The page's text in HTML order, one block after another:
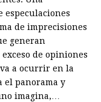
especulaciones
de imprecisiones
generan
de opiniones
a ocurrir en la
el panorama y
imagina,…